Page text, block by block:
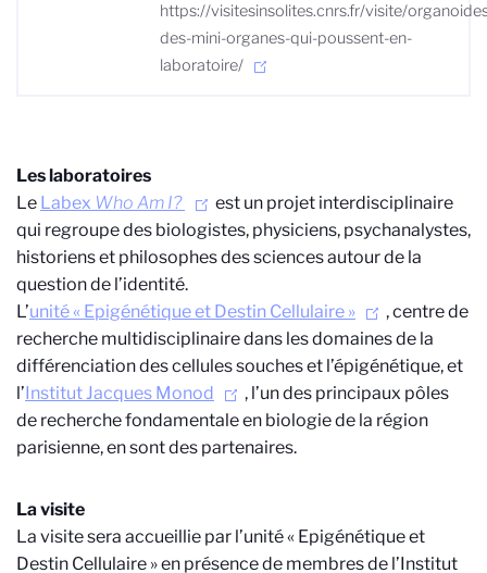
https://visitesinsolites.cnrs.fr/visite/
des-mini-organes-qui-poussent-en-
laboratoire/
Les laboratoires
Le Labex Who Am I?
est un projet interdisciplinaire
qui regroupe des biologistes, physiciens, psychanalystes,
historiens et philosophes des sciences autour de la
question de l’identité.
L’unité « Epigénétique et Destin Cellulaire »
, centre de
recherche multidisciplinaire dans les domaines de la
différenciation des cellules souches et l’épigénétique, et
l’Institut Jacques Monod
, l’un des principaux pôles
de recherche fondamentale en biologie de la région
parisienne, en sont des partenaires.
La visite
La visite sera accueillie par l’unité « Epigénétique et
Destin Cellulaire » en présence de membres de l’Institut